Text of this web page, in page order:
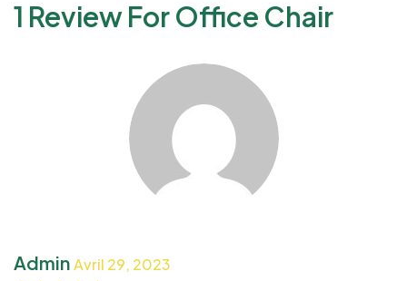
1 Review ForOffice Chair
AdminAvril 29, 2023